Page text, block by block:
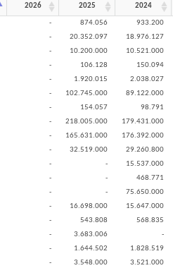
- 874.056 933.200
- 20.352.097 18.976.127
- 10.200.000 10.521.000
- 106.128 150.094
- 1.920.015 2.038.027
- 102.745.000 89.122.000
- 154.057 98.791
- 218.005.000 179.431.000
- 165.631.000 176.392.000
- 32.519.000 29.260.800
- - 15.537.000
- - 468.771
- - 75.650.000
- 16.698.000 15.647.000
- 543.808 568.835
- 3.683.006 -
- 1.644.502 1.828.519
- 3.548.000 3.521.000
2026 2025 2024